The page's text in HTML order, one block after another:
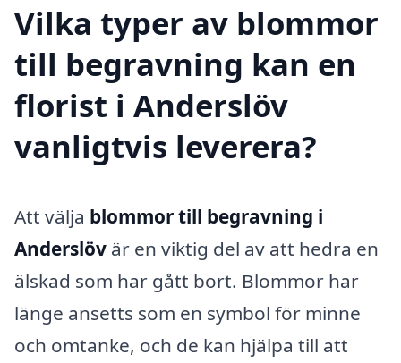
Vilka typer av blommor
till begravning kan en
florist i Anderslöv
vanligtvis leverera?
Att välja blommor till begravning i
Anderslöv är en viktig del av att hedra en
älskad som har gått bort. Blommor har
länge ansetts som en symbol för minne
och omtanke, och de kan hjälpa till att